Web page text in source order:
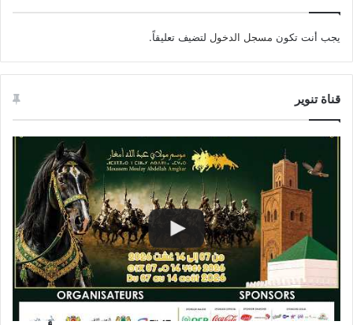
يجب أنت تكون مسجل الدخول لتضيف تعليقاً.
قناة تنوير